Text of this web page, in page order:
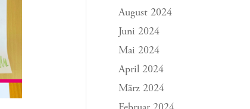
August 2024
Juni 2024
Mai 2024
April 2024
März 2024